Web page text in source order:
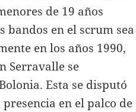
de 19 años
bandos en el scrum sea
en los años 1990,
Serravalle se
Esta se disputó
en el palco de